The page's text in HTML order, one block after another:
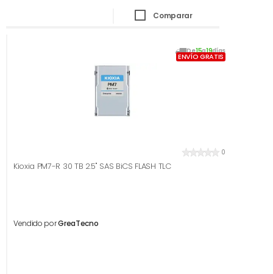
Comparar
De15a19días
ENVÍO GRATIS
0
Kioxia PM7-R 30 TB 2.5" SAS BiCS FLASH TLC
Vendido porGreaTecno